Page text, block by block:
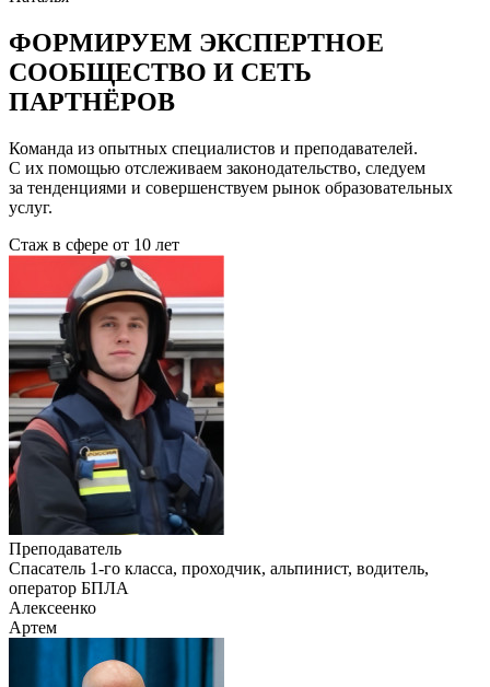
ФОРМИРУЕМ ЭКСПЕРТНОЕ
СООБЩЕСТВО И СЕТЬ
ПАРТНЁРОВ
Команда из опытных специалистов и преподавателей.
С их помощью отслеживаем законодательство, следуем
за тенденциями и совершенствуем рынок образовательных
услуг.
Стаж в сфере от 10 лет
Преподаватель
Cпасатель 1-го класса, проходчик, альпинист, водитель,
оператор БПЛА
Алексеенко
Артем